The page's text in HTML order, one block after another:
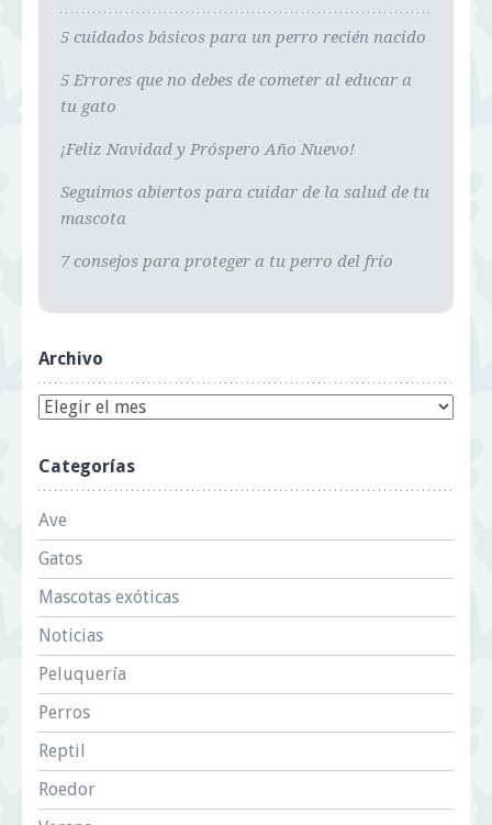
5 cuidados básicos para un perro recién nacido
5 Errores que no debes de cometer al educar a
tu gato
¡Feliz Navidad y Próspero Año Nuevo!
Seguimos abiertos para cuidar de la salud de tu
mascota
7 consejos para proteger a tu perro del frío
Archivo
Categorías
Ave
Gatos
Mascotas exóticas
Noticias
Peluquería
Perros
Reptil
Roedor